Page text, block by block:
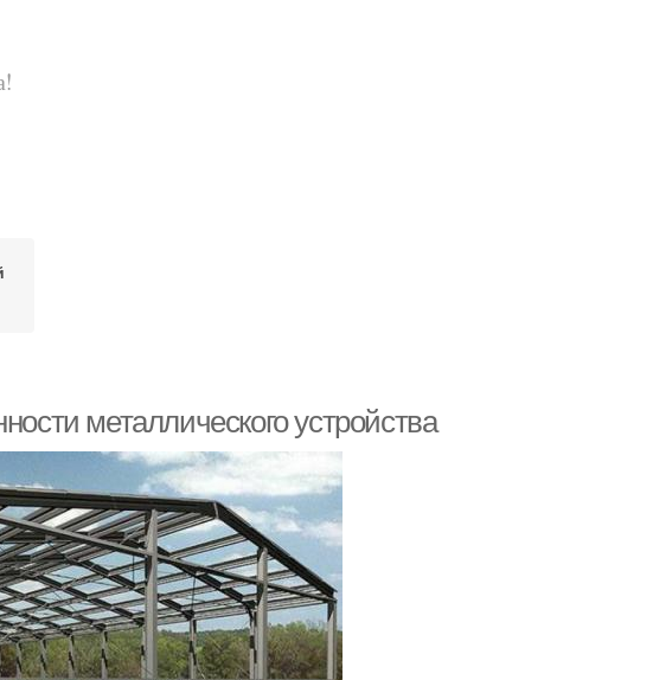
металлического устройства